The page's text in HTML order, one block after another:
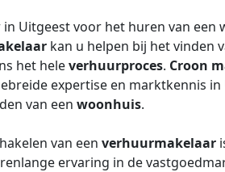
Uitgeest voor het huren van een
kan u helpen bij het vinden
het heleverhuurproces. Croon
expertise en marktkennis
van een woonhuis.
van een verhuurmakelaar
ervaring in de